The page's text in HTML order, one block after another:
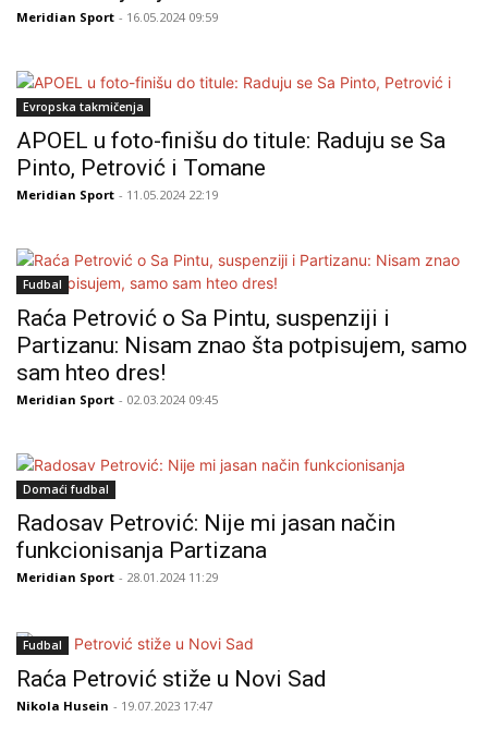
Meridian Sport - 16.05.2024 09:59
Evropska takmičenja
APOEL u foto-finišu do titule: Raduju se Sa
Pinto, Petrović i Tomane
Meridian Sport - 11.05.2024 22:19
Fudbal
Raća Petrović o Sa Pintu, suspenziji i
Partizanu: Nisam znao šta potpisujem, samo
sam hteo dres!
Meridian Sport - 02.03.2024 09:45
Domaći fudbal
Radosav Petrović: Nije mi jasan način
funkcionisanja Partizana
Meridian Sport - 28.01.2024 11:29
Fudbal
Raća Petrović stiže u Novi Sad
Nikola Husein - 19.07.2023 17:47